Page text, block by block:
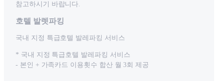
참고하시기 바랍니다.
호텔 발렛파킹
국내 지정 특급호텔 발레파킹 서비스
* 국내 지정 특급호텔 발레파킹 서비스
- 본인 + 가족카드 이용횟수 합산 월 3회 제공